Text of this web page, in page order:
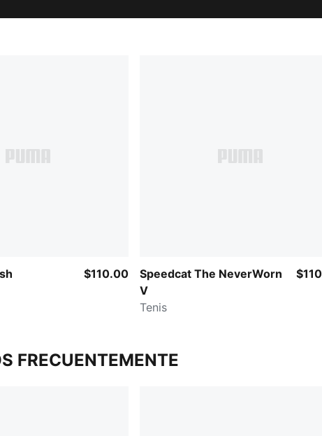
$110.00
Speedcat The NeverWorn
V
Tenis
FRECUENTEMENTE